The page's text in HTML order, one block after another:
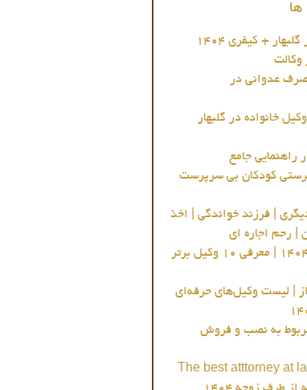
ها
+ کیفری 1404
وکالت
عدوانی در
خانواده در گلبهار
راهنمایی جامع
کودکان بی سرپرست
| فرزند خواندگی | اخذ
| رحم اجاره ای
بهترین وکیل شیراز 1404 | معرفی ۱۰ وکیل برتر
| لیست وکیل‌های حرفه‌ای
به نصب و فروش
The best atttorney at